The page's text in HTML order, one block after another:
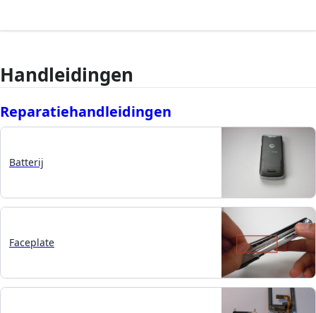
Handleidingen
Reparatiehandleidingen
Batterij
Faceplate